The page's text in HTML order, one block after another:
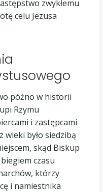
zwykłemu
celu Jezusa
późno w historii
Rzymu
i zastępcami
było siedzibą
skąd Biskup
czasu
którzy
i namiestnika